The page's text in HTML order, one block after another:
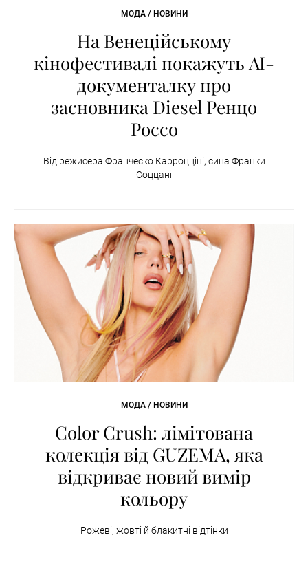
МОДА / НОВИНИ
На Венеційському
кінофестивалі покажуть AI-
документалку про
засновника Diesel Ренцо
Россо
Від режисера Франческо Карроцціні, сина Франки
Соццані
МОДА / НОВИНИ
Color Crush: лімітована
колекція від GUZEMA, яка
відкриває новий вимір
кольору
Рожеві, жовті й блакитні відтінки